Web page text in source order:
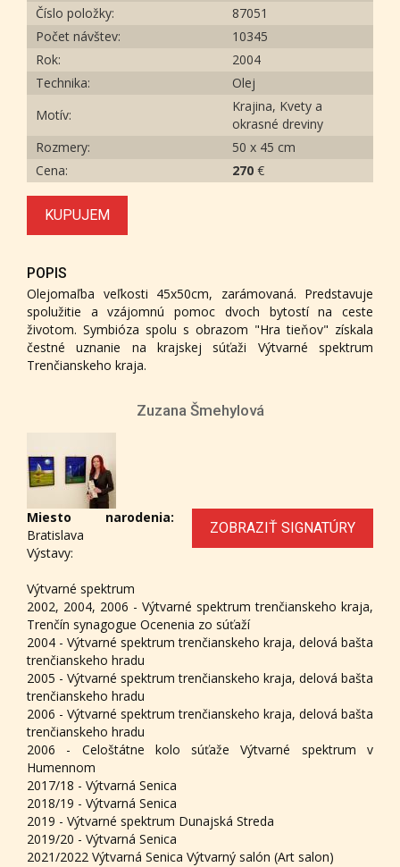
Číslo položky:
87051
Počet návštev:
10345
Rok:
2004
Technika:
Olej
Motív:
Krajina, Kvety a
okrasné dreviny
Rozmery:
50 x 45 cm
Cena:
270 €
KUPUJEM
POPIS
Olejomaľba veľkosti 45x50cm, zarámovaná. Predstavuje
spolužitie a vzájomnú pomoc dvoch bytostí na ceste
životom. Symbióza spolu s obrazom "Hra tieňov" získala
čestné uznanie na krajskej súťaži Výtvarné spektrum
Trenčianskeho kraja.
Zuzana Šmehylová
ZOBRAZIŤ SIGNATÚRY
Miesto narodenia:
Bratislava
Výstavy:
Výtvarné spektrum
2002, 2004, 2006 - Výtvarné spektrum trenčianskeho kraja,
Trenčín synagogue Ocenenia zo súťaží
2004 - Výtvarné spektrum trenčianskeho kraja, delová bašta
trenčianskeho hradu
2005 - Výtvarné spektrum trenčianskeho kraja, delová bašta
trenčianskeho hradu
2006 - Výtvarné spektrum trenčianskeho kraja, delová bašta
trenčianskeho hradu
2006 - Celoštátne kolo súťaže Výtvarné spektrum v
Humennom
2017/18 - Výtvarná Senica
2018/19 - Výtvarná Senica
2019 - Výtvarné spektrum Dunajská Streda
2019/20 - Výtvarná Senica
2021/2022 Výtvarná Senica Výtvarný salón (Art salon)